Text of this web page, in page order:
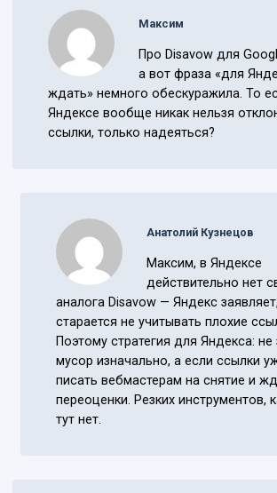
Максим
Про Disavow для
а вот фраза «для
ждать» немного обескуражила. То
Яндексе вообще никак нельзя
ссылки, только надеяться?
Анатолий Кузнецов
Максим, в Яндексе
действительно нет
аналога Disavow — Яндекс
старается не учитывать плохие
Поэтому стратегия для Яндекса: не
мусор изначально, а если ссылки
писать вебмастерам на снятие и
переоценки. Резких инструментов,
тут нет.